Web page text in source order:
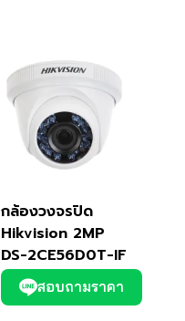
กล้องวงจรปิด
Hikvision 2MP
DS-2CE56D0T-IF
สอบถามราคา